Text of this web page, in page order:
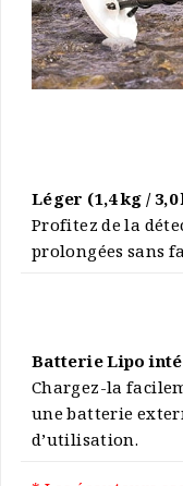
Léger (1,4 kg /
Profitez de la
prolongées sans
Batterie Lipo
Chargez-la
une batterie
d’utilisation.